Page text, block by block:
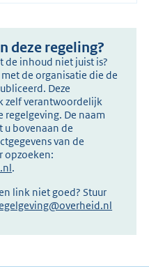
deze regeling?
de inhoud niet juist is?
de organisatie die de
Deze
zelf verantwoordelijk
regelgeving. De naam
u bovenaan de
van de
opzoeken:
.
link niet goed? Stuur